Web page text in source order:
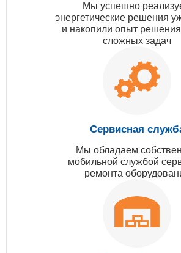
Мы успешно
энергетические решения
и накопили опыт
сложных задач
Сервисная
Мы обладаем
мобильной службой
ремонта